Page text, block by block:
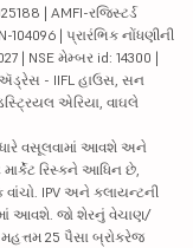
| AMFI-રજિસ્ટર્ડ
| પ્રારંભિક નોંધણીની
| NSE મેમ્બર id: 14300 |
ઍડ્રેસ - IIFL હાઉસ, સન
એરિયા, વાઘલે
વસૂલવામાં આવશે અને
માર્કેટ રિસ્કને આધિન છે,
વાંચો. IPV અને ક્લાયન્ટની
આવશે. જો શેરનું વેચાણ/
25 પૈસા બ્રોકરેજ